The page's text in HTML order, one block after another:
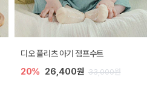
디오 플리츠 아기 점프수트
20% 26,400원 33,000원